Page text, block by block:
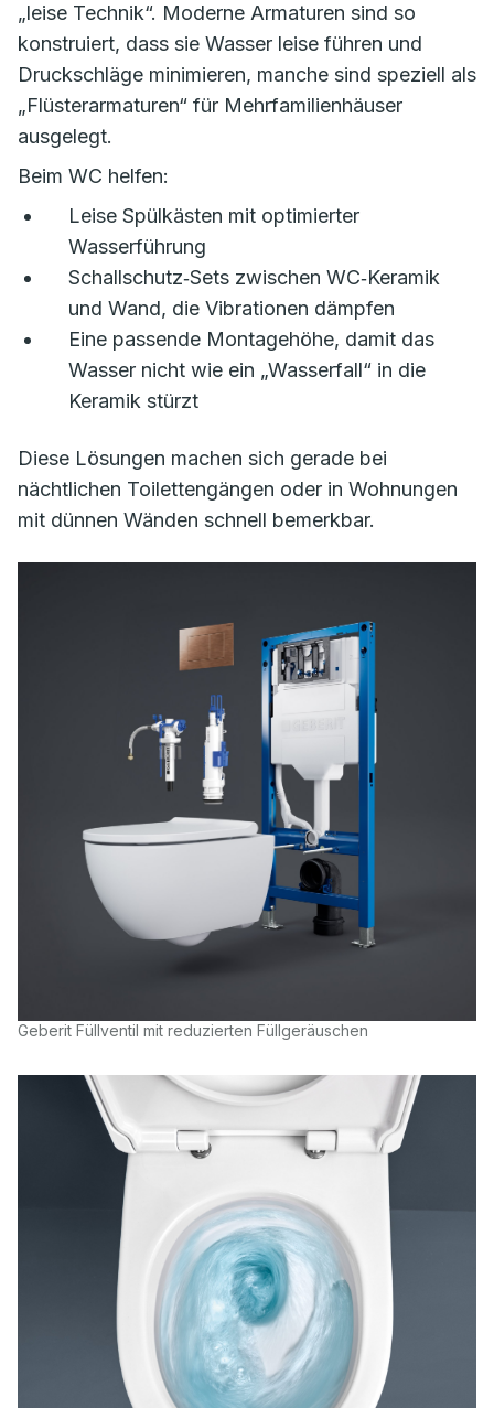
„leise Technik“. Moderne Armaturen sind so
konstruiert, dass sie Wasser leise führen und
Druckschläge minimieren, manche sind speziell als
„Flüsterarmaturen“ für Mehrfamilienhäuser
ausgelegt.
Beim WC helfen:
Leise Spülkästen mit optimierter
Wasserführung
Schallschutz‑Sets zwischen WC‑Keramik
und Wand, die Vibrationen dämpfen
Eine passende Montagehöhe, damit das
Wasser nicht wie ein „Wasserfall“ in die
Keramik stürzt
Diese Lösungen machen sich gerade bei
nächtlichen Toilettengängen oder in Wohnungen
mit dünnen Wänden schnell bemerkbar.
Geberit Füllventil mit reduzierten Füllgeräuschen